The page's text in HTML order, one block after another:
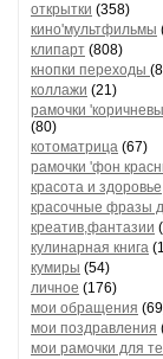
открытки (358)
кино'мультфильмы
клипарт (808)
кнопки переходы
коллажи (21)
рамочки
(80)
котоматрица (67)
рамочки 'фон
красота и здоровье
красочные фразы
креатив,фантазии
кулинарная книга
кумиры (54)
личное (176)
мои обращения
мои поздравления
мои рамочки для